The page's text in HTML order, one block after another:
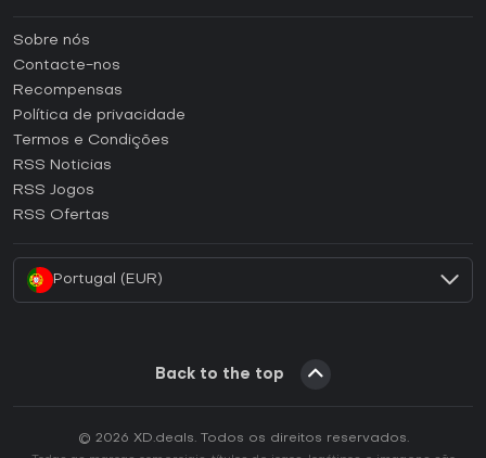
Como ativar uma CD Key Steam?
Como ativar uma CD Key Epic Games?
Como ativar uma CD Key GOG?
Como ativar uma CD Key Ubisoft Connect?
Como ativar uma CD Key EA App?
Sobre nós
Contacte-nos
Recompensas
Política de privacidade
Termos e Condições
RSS Noticias
RSS Jogos
RSS Ofertas
Portugal (EUR)
Back to the top
© 2026 XD.deals. Todos os direitos reservados.